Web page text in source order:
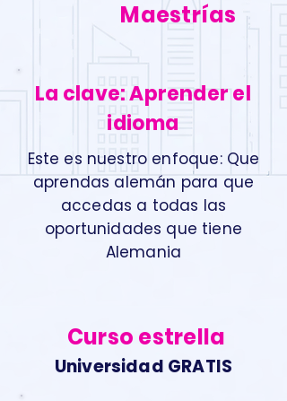
Maestrías
La clave: Aprender el
idioma
Este es nuestro enfoque: Que
aprendas alemán para que
accedas a todas las
oportunidades que tiene
Alemania
Curso estrella
Universidad GRATIS